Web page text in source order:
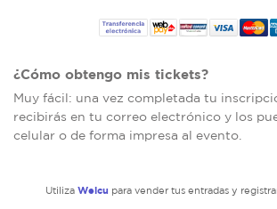
¿Cómo obtengo mis tickets?
Muy fácil: una vez completada tu
recibirás en tu correo electrónico y los
celular o de forma impresa al evento.
Utiliza Welcu para vender tus entradas y